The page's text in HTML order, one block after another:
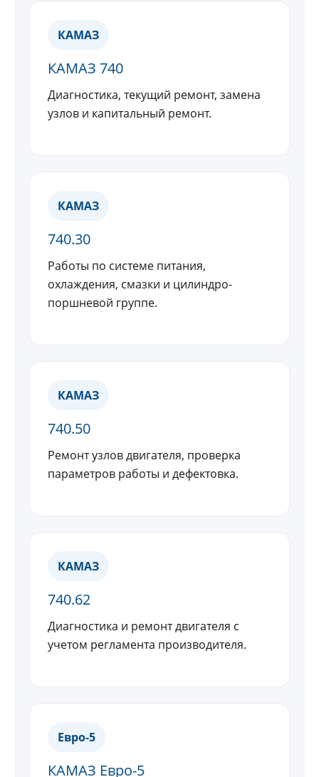
КАМАЗ
КАМАЗ 740
Диагностика, текущий ремонт, замена
узлов и капитальный ремонт.
КАМАЗ
740.30
Работы по системе питания,
охлаждения, смазки и цилиндро-
поршневой группе.
КАМАЗ
740.50
Ремонт узлов двигателя, проверка
параметров работы и дефектовка.
КАМАЗ
740.62
Диагностика и ремонт двигателя с
учетом регламента производителя.
Евро-5
КАМАЗ Евро-5